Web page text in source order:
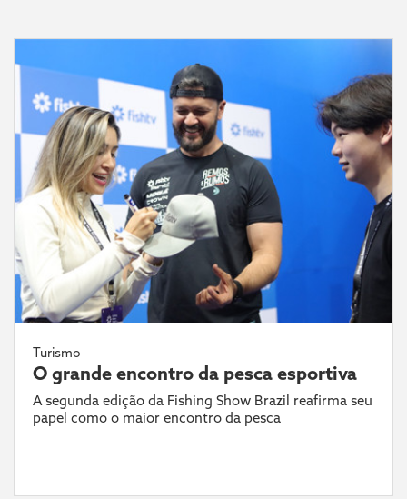
Turismo
O grande encontro da pesca esportiva
A segunda edição da Fishing Show Brazil reafirma seu
papel como o maior encontro da pesca